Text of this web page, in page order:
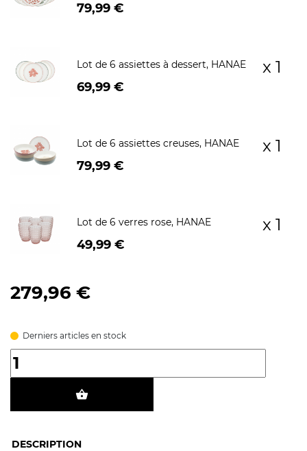
79,99 €
Lot de 6 assiettes à dessert, HANAE
69,99 €
x 1
Lot de 6 assiettes creuses, HANAE
79,99 €
x 1
Lot de 6 verres rose, HANAE
49,99 €
x 1
279,96 €
Derniers articles en stock
shopping_basket
DESCRIPTION